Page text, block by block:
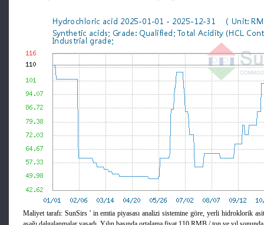
Maliyet tarafı: SunSirs ' in emtia piyasası analizi sistemine göre, yerli hidroklorik asit